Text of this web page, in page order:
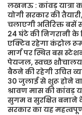
लखनऊ : कांवड़ यात्रा
योगी सरकार की तैयारी,
चलाएगी अतिरिक्त बसें
24 घंटे की निगरानी के
एक्टिव रहेगा कंट्रोल
मार्ग पर स्थित बस
पेयजल, स्वच्छ
बैठने की रहेगी उचित
30 जुलाई से शुरू होने
श्रावण मास की कांवड़
सुगम व सुरक्षित बनाने
सरकार का यह